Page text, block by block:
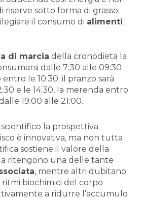
riserve sotto forma di grasso;
il consumo di alimenti
di marcia della cronodieta la
dalle 7:30 alle 09:30
le 10:30; il pranzo sarà
e le 14:30, la merenda entro
19:00 alle 21:00.
la prospettiva
è innovativa, ma non tutta
sostiene il valore della
ritengono una delle tante
, mentre altri dubitano
ritmi biochimici del corpo
a ridurre l’accumulo